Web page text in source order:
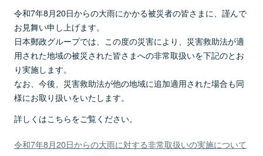
令和7年8月20日からの大雨にかかる被災者の皆さまに、謹んで
お見舞い申し上げます。
日本郵政グループでは、この度の災害により、災害救助法が適
用された地域の被災された皆さまへの非常取扱いを下記のとお
り実施します。
なお、今後、災害救助法が他の地域に追加適用された場合も同
様にお取り扱いをいたします。
詳しくはこちらをご覧ください。
令和7年8月20日からの大雨に対する非常取扱いの実施について